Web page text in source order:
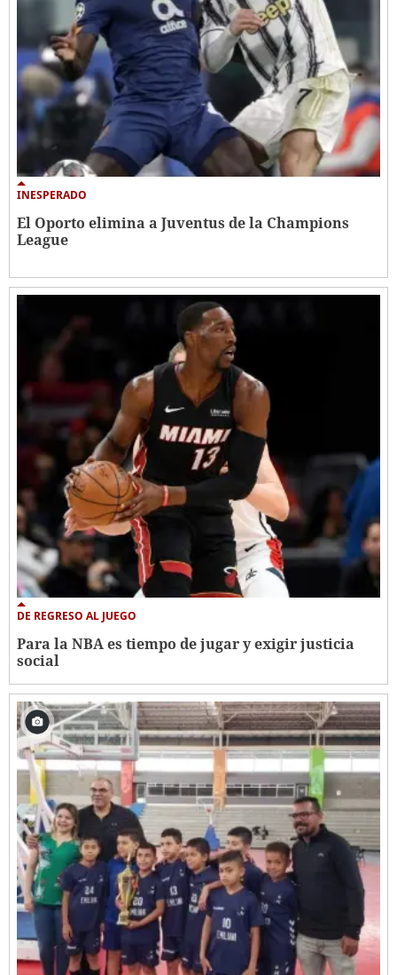
INESPERADO
El Oporto elimina a Juventus de la Champions
League
DE REGRESO AL JUEGO
Para la NBA es tiempo de jugar y exigir justicia
social